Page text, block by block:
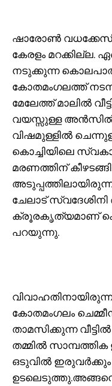
ഷാരോൺ
കേരളം മറക്കില്ല.
നടുക്കുന്ന
കോതമംഗലത്ത്
മേലേത്ത് മാലിൽ
വയസ്സുള്ള അൻസിൽ
വിഷമുള്ളിൽ
കൊച്ചിയിലെ
മരണത്തിന്
ചേലാട്
ക്രൂരകൃത്യമാണ്
പറയുന്നു.
കോതമംഗലം
താമസിക്കുന്ന
തമ്മിൽ
ഒടുവിൽ ഇരുവർക്കും